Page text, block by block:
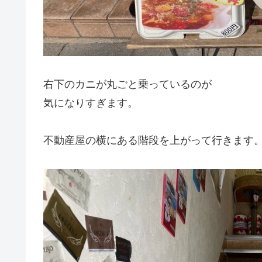
右下のカニが丸ごと乗っているのが
気になりすぎます。
不動産屋の横にある階段を上がって行きます